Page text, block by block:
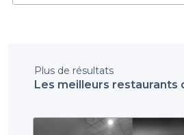
Plus de résultats
Les meilleurs restaurants